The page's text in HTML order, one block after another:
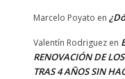
Marcelo Poyato en
Valentín Rodriguez en
RENOVACIÓN DE
TRAS 4 AÑOS SIN